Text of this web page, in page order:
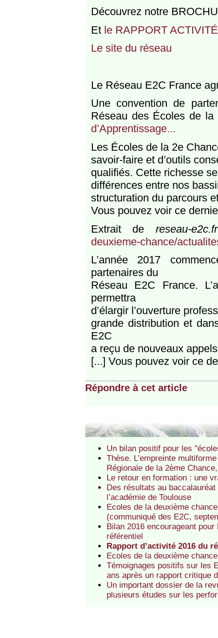
Découvrez notre
Et le RAPPORT
Le site du réseau
Le Réseau E2C France
Une convention de
Réseau des Écoles de
d’Apprentissage...
Les Écoles de la 2e
savoir-faire et d’outils
qualifiés. Cette richesse
différences entre nos
structuration du parcours
Vous pouvez voir ce
Extrait dereseau-e2c.fr
deuxieme-chance/
L’année 2017
partenaires du
Réseau E2C France.
permettra
d’élargir l’ouverture
grande distribution et
E2C
a reçu de nouveaux
[...] Vous pouvez voir ce
Répondre à cet article
Un bilan positif pour les
Thèse. L’empreinte
Régionale de la 2ème
Le retour en formation : une
Des résultats au
l’académie de Toulouse
Ecoles de la deuxième
(communiqué des E2C,
Bilan 2016 encourageant
référentiel
Rapport d’activité 2016 du
Ecoles de la deuxième
Témoignages positifs sur les
ans après un rapport critique
Un important dossier de la
plusieurs études sur les